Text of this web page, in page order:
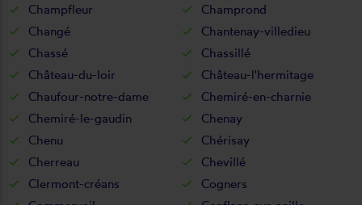
Champfleur
Champrond
Changé
Chantenay-villedieu
Chassé
Chassillé
Château-du-loir
Château-l'hermitage
Chaufour-notre-dame
Chemiré-en-charnie
Chemiré-le-gaudin
Chenay
Chenu
Chérisay
Cherreau
Chevillé
Clermont-créans
Cogners